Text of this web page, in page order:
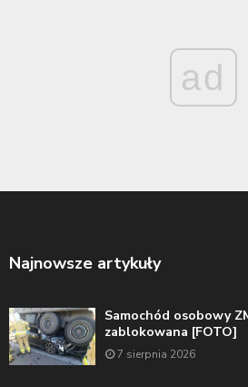
ad
Najnowsze artykuły
Samochód osobowy
zablokowana [FOTO]
7 sierpnia 2026